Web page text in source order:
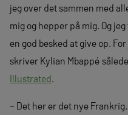
jeg over det sammen med
mig og hepper på mig. Og
en god besked at give op.
skriver Kylian Mbappé
Illustrated.
– Det her er det nye